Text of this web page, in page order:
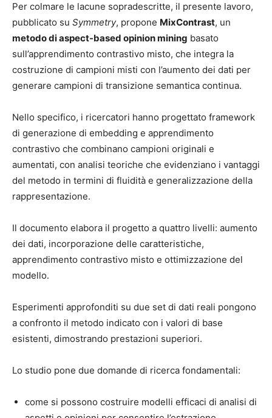
Per colmare le lacune sopradescritte, il presente lavoro,
pubblicato su Symmetry, propone MixContrast, un
metodo di aspect-based opinion mining basato
sull’apprendimento contrastivo misto, che integra la
costruzione di campioni misti con l’aumento dei dati per
generare campioni di transizione semantica continua.
Nello specifico, i ricercatori hanno progettato framework
di generazione di embedding e apprendimento
contrastivo che combinano campioni originali e
aumentati, con analisi teoriche che evidenziano i vantaggi
del metodo in termini di fluidità e generalizzazione della
rappresentazione.
Il documento elabora il progetto a quattro livelli: aumento
dei dati, incorporazione delle caratteristiche,
apprendimento contrastivo misto e ottimizzazione del
modello.
Esperimenti approfonditi su due set di dati reali pongono
a confronto il metodo indicato con i valori di base
esistenti, dimostrando prestazioni superiori.
Lo studio pone due domande di ricerca fondamentali:
come si possono costruire modelli efficaci di analisi di